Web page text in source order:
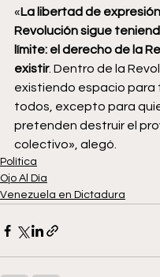
«La libertad de
Revolución sigue
límite: el derecho de la
existir. Dentro de la
existiendo espacio para
todos, excepto para
pretenden destruir el
colectivo», alegó.
Política
Ojo Al Día
Venezuela en Dictadura